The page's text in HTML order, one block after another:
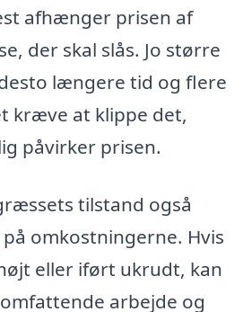
afhænger prisen af
der skal slås. Jo større
længere tid og flere
kræve at klippe det,
påvirker prisen.
tilstand også
omkostningerne. Hvis
eller iført ukrudt, kan
arbejde og